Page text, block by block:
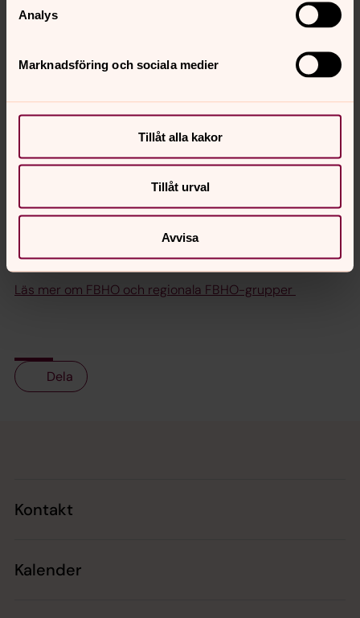
Analys
Marknadsföring och sociala medier
Tillåt alla kakor
Tillåt urval
Avvisa
Läs mer om FBHO och regionala FBHO-grupper
Dela
Kontakt
Kalender